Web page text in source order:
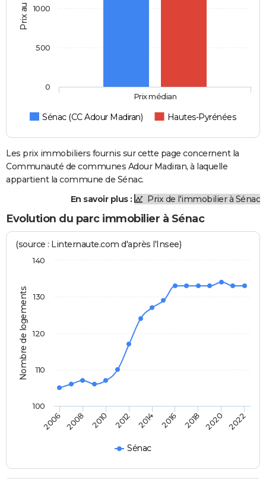
Sénac (CC Adour Madiran) Hautes-Pyrénées
Prix médian
0
500
1000
Les prix immobiliers fournis sur cette page concernent la
Communauté de communes Adour Madiran, à laquelle
appartient la commune de Sénac.
En savoir plus :
Prix de l'immobilier à Sénac
Evolution du parc immobilier à Sénac
Nombre de logements
(source : Linternaute.com d'après l'Insee)
Sénac
2006 2008 2010 2012 2014 2016 2018 2020 2022
100
110
120
130
140